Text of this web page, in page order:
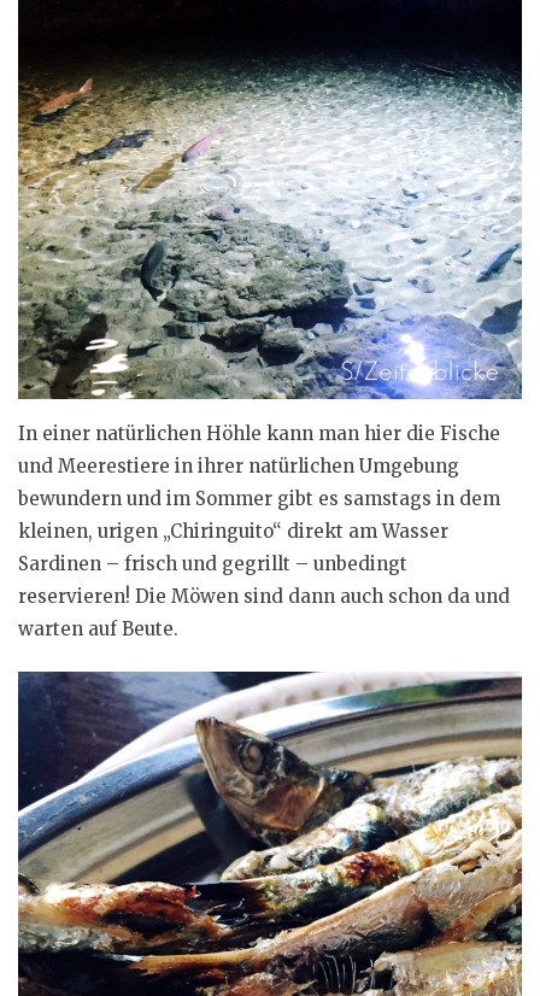
In einer natürlichen Höhle kann man hier die Fische
und Meerestiere in ihrer natürlichen Umgebung
bewundern und im Sommer gibt es samstags in dem
kleinen, urigen „Chiringuito“ direkt am Wasser
Sardinen – frisch und gegrillt – unbedingt
reservieren! Die Möwen sind dann auch schon da und
warten auf Beute.